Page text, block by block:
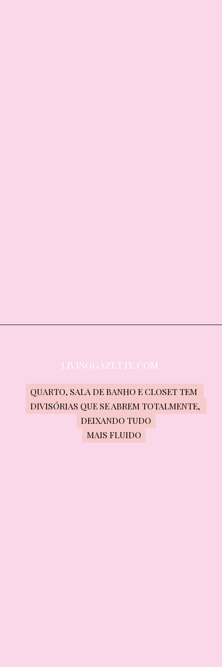
LIVINGGAZETTE.COM
QUARTO, SALA DE BANHO E CLOSET TEM
DIVISÓRIAS QUE SE ABREM TOTALMENTE,
DEIXANDO TUDO
MAIS FLUIDO
QUARTO, SALA DE BANHO E CLOSET TEM
DIVISÓRIAS QUE SE ABREM TOTALMENTE,
DEIXANDO TUDO
MAIS FLUIDO